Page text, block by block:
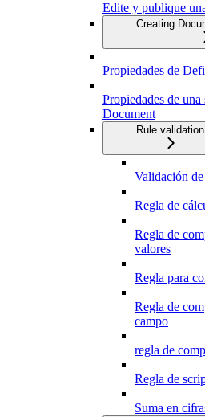
Edite y publique
Creating
Propiedades de
Propiedades de
Document
Rule validation
Validación
Regla de
Regla de
valores
Regla para
Regla de
campo
regla de
Regla de
Suma en